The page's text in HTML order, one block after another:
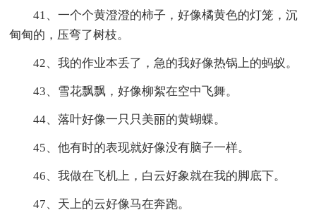
41、一个个黄澄澄的柿子，好像橘黄色的灯笼，沉
甸甸的，压弯了树枝。
42、我的作业本丢了，急的我好像热锅上的蚂蚁。
43、雪花飘飘，好像柳絮在空中飞舞。
44、落叶好像一只只美丽的黄蝴蝶。
45、他有时的表现就好像没有脑子一样。
46、我做在飞机上，白云好象就在我的脚底下。
47、天上的云好像马在奔跑。